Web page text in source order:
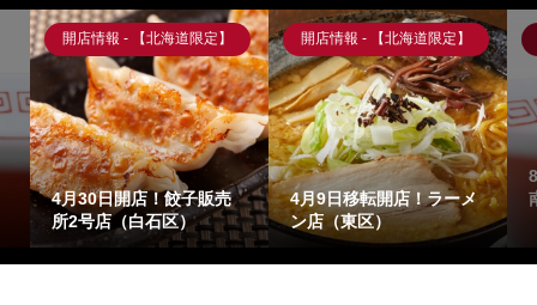
開店情報 - 【北海道限定】
4月30日開店！餃子販売
所2号店（白石区）
開店情報 - 【北海道限定】
4月9日移転開店！ラーメ
ン店（東区）